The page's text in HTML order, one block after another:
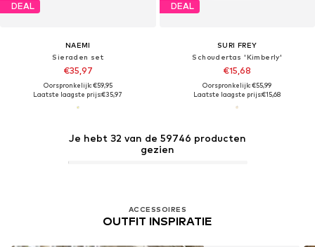
DEAL
NAEMI
Sieraden set
€35,97
Oorspronkelijk: €59,95
Laatste laagste prijs:€35,97
DEAL
SURI FREY
Schoudertas 'Kimberly'
€15,68
Oorspronkelijk: €55,99
Laatste laagste prijs:€15,68
Je hebt 32 van de 59746 producten
gezien
ACCESSOIRES
OUTFIT INSPIRATIE